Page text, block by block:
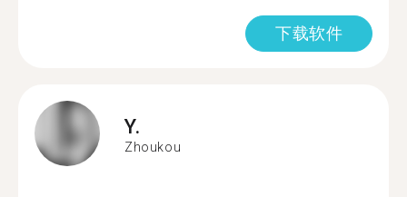
下载软件
Y.
Zhoukou